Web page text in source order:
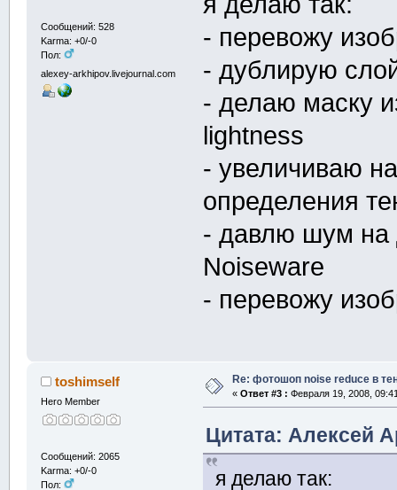
Сообщений: 528
Karma: +0/-0
Пол:
alexey-arkhipov.livejournal.com
- перевожу
- дублирую
- делаю маску
lightness
- увеличиваю
определения
- давлю шум на
Noiseware
- перевожу
toshimself
Hero Member
Сообщений: 2065
Karma: +0/-0
Пол:
Re: фотошоп noise reduсe в
« Ответ #3 : Февраля 19, 2008,
Цитата: Алексей
я делаю так: